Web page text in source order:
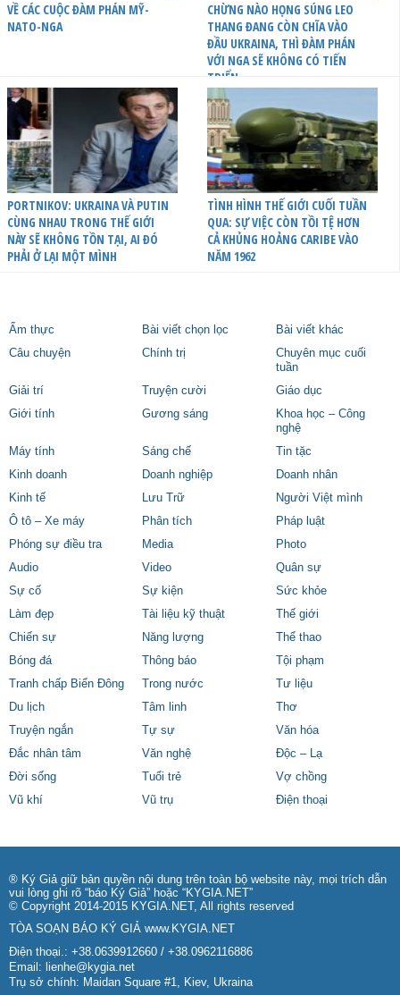
VỀ CÁC CUỘC ĐÀM PHÁN MỸ-
NATO-NGA
CHỪNG NÀO HỌNG SÚNG LEO
THANG ĐANG CÒN CHĨA VÀO
ĐẦU UKRAINA, THÌ ĐÀM PHÁN
VỚI NGA SẼ KHÔNG CÓ TIẾN
TRIỂN
PORTNIKOV: UKRAINA VÀ PUTIN
CÙNG NHAU TRONG THẾ GIỚI
NÀY SẼ KHÔNG TỒN TẠI, AI ĐÓ
PHẢI Ở LẠI MỘT MÌNH
TÌNH HÌNH THẾ GIỚI CUỐI TUẦN
QUA: SỰ VIỆC CÒN TỒI TỆ HƠN
CẢ KHỦNG HOẢNG CARIBE VÀO
NĂM 1962
Ẩm thực Bài viết chọn lọc
Bài viết khác
Câu chuyện
Chính trị
Chuyên mục cuối
tuần
Giải trí
Truyện cười
Giáo dục
Giới tính
Gương sáng
Khoa học – Công
nghệ
Máy tính
Sáng chế
Tin tặc
Kinh doanh
Doanh nghiệp
Doanh nhân
Kinh tế
Lưu Trữ
Người Việt mình
Ô tô – Xe máy
Phân tích
Pháp luật
Phóng sự điều tra
Media
Photo
Audio
Video
Quân sự
Sự cố
Sự kiện
Sức khỏe
Làm đẹp
Tài liệu kỹ thuật
Thế giới
Chiến sự
Năng lượng
Thể thao
Bóng đá
Thông báo
Tội phạm
Tranh chấp Biển Đông
Trong nước
Tư liệu
Du lịch
Tâm linh
Thơ
Truyện ngắn
Tự sự
Văn hóa
Đắc nhân tâm
Văn nghệ
Độc – Lạ
Đời sống
Tuổi trẻ
Vợ chồng
Vũ khí
Vũ trụ Điện thoại
® Ký Giả giữ bản quyền nội dung trên toàn bộ website này, mọi trích dẫn
vui lòng ghi rõ “báo Ký Giả” hoặc “KYGIA.NET”
© Copyright 2014-2015 KYGIA.NET, All rights reserved
TÒA SOẠN BÁO KÝ GIẢ www.KYGIA.NET
Điện thoại.: +38.0639912660 / +38.0962116886
Email: lienhe@kygia.net
Trụ sở chính: Maidan Square #1, Kiev, Ukraina